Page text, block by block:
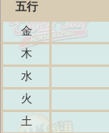
五行
金
木
水
火
土